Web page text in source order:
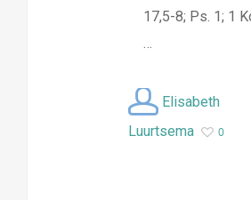
17,5-8; Ps. 1; 1
…
Elisabeth
Luurtsema
0